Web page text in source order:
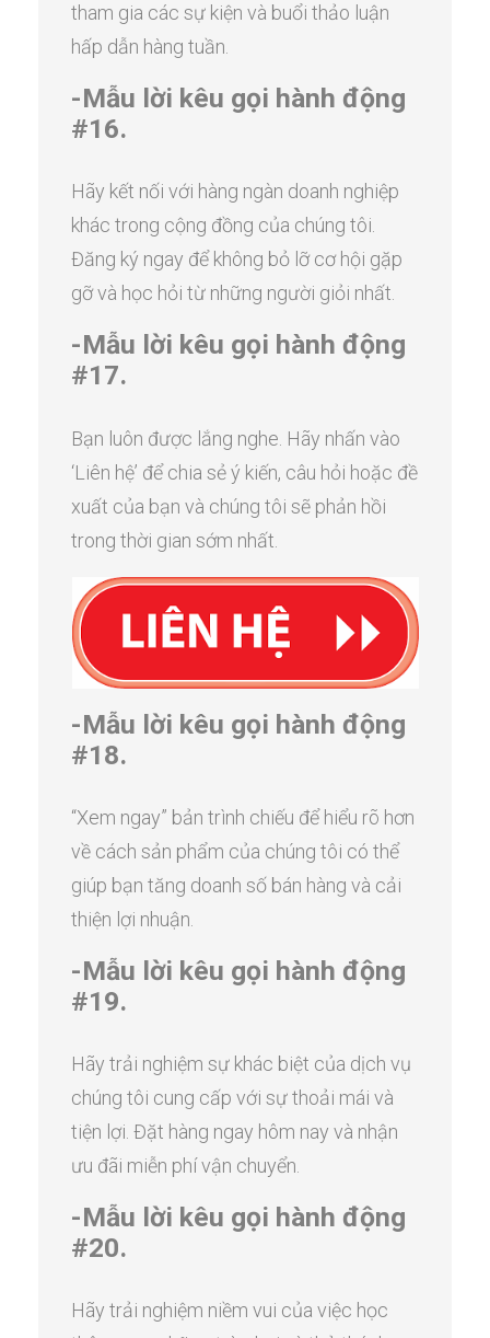
tham gia các sự kiện và buổi thảo luận
hấp dẫn hàng tuần.
-Mẫu lời kêu gọi hành động
#16.
Hãy kết nối với hàng ngàn doanh nghiệp
khác trong cộng đồng của chúng tôi.
Đăng ký ngay để không bỏ lỡ cơ hội gặp
gỡ và học hỏi từ những người giỏi nhất.
-Mẫu lời kêu gọi hành động
#17.
Bạn luôn được lắng nghe. Hãy nhấn vào
‘Liên hệ’ để chia sẻ ý kiến, câu hỏi hoặc đề
xuất của bạn và chúng tôi sẽ phản hồi
trong thời gian sớm nhất.
-Mẫu lời kêu gọi hành động
#18.
“Xem ngay” bản trình chiếu để hiểu rõ hơn
về cách sản phẩm của chúng tôi có thể
giúp bạn tăng doanh số bán hàng và cải
thiện lợi nhuận.
-Mẫu lời kêu gọi hành động
#19.
Hãy trải nghiệm sự khác biệt của dịch vụ
chúng tôi cung cấp với sự thoải mái và
tiện lợi. Đặt hàng ngay hôm nay và nhận
ưu đãi miễn phí vận chuyển.
-Mẫu lời kêu gọi hành động
#20.
Hãy trải nghiệm niềm vui của việc học